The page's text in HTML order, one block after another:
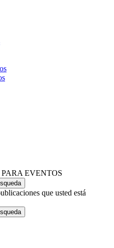
EVENTOS
que usted está